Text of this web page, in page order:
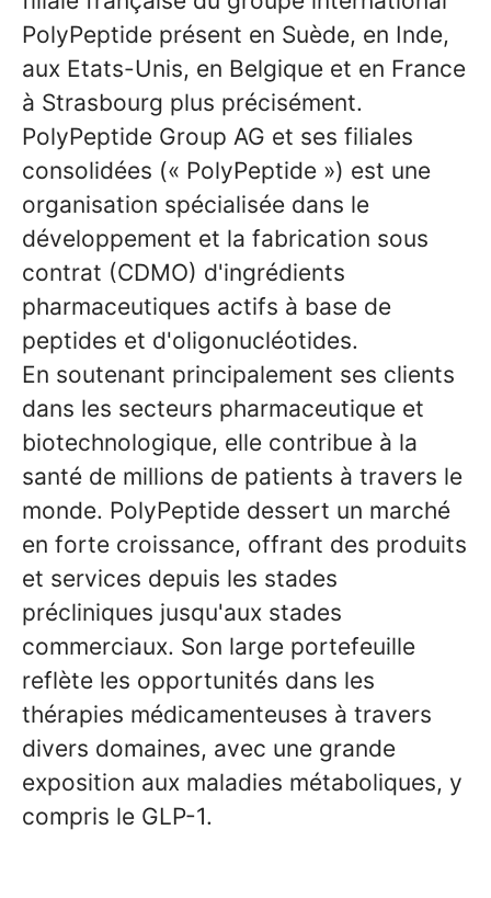
PolyPeptide présent en Suède, en Inde,
aux Etats-Unis, en Belgique et en France
à Strasbourg plus précisément.
PolyPeptide Group AG et ses filiales
consolidées (« PolyPeptide ») est une
organisation spécialisée dans le
développement et la fabrication sous
contrat (CDMO) d'ingrédients
pharmaceutiques actifs à base de
peptides et d'oligonucléotides.
En soutenant principalement ses clients
dans les secteurs pharmaceutique et
biotechnologique, elle contribue à la
santé de millions de patients à travers le
monde. PolyPeptide dessert un marché
en forte croissance, offrant des produits
et services depuis les stades
précliniques jusqu'aux stades
commerciaux. Son large portefeuille
reflète les opportunités dans les
thérapies médicamenteuses à travers
divers domaines, avec une grande
exposition aux maladies métaboliques, y
compris le GLP-1.